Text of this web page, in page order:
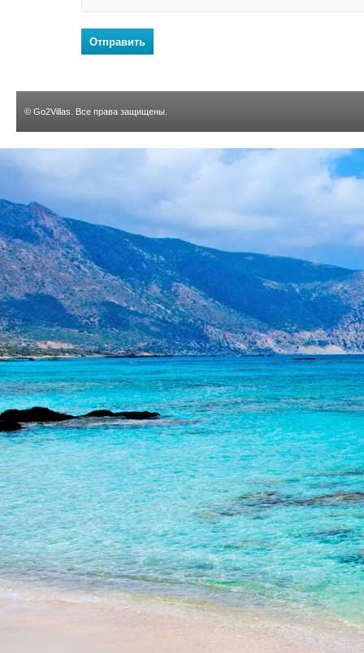
Отправить
© Go2Villas . Все права защищены.